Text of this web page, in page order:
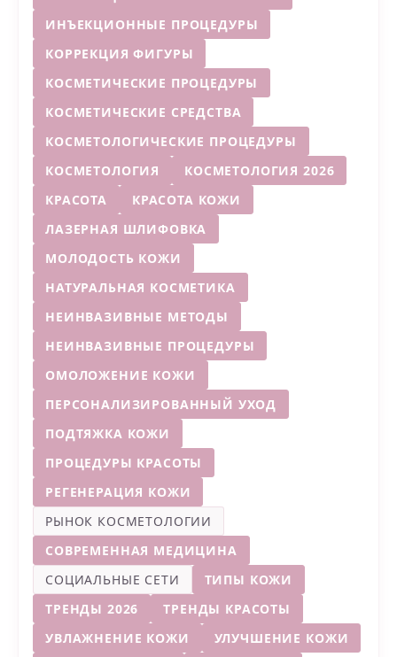
ИНЪЕКЦИОННЫЕ ПРОЦЕДУРЫ
КОРРЕКЦИЯ ФИГУРЫ
КОСМЕТИЧЕСКИЕ ПРОЦЕДУРЫ
КОСМЕТИЧЕСКИЕ СРЕДСТВА
КОСМЕТОЛОГИЧЕСКИЕ ПРОЦЕДУРЫ
КОСМЕТОЛОГИЯ
КОСМЕТОЛОГИЯ 2026
КРАСОТА
КРАСОТА КОЖИ
ЛАЗЕРНАЯ ШЛИФОВКА
МОЛОДОСТЬ КОЖИ
НАТУРАЛЬНАЯ КОСМЕТИКА
НЕИНВАЗИВНЫЕ МЕТОДЫ
НЕИНВАЗИВНЫЕ ПРОЦЕДУРЫ
ОМОЛОЖЕНИЕ КОЖИ
ПЕРСОНАЛИЗИРОВАННЫЙ УХОД
ПОДТЯЖКА КОЖИ
ПРОЦЕДУРЫ КРАСОТЫ
РЕГЕНЕРАЦИЯ КОЖИ
РЫНОК КОСМЕТОЛОГИИ
СОВРЕМЕННАЯ МЕДИЦИНА
СОЦИАЛЬНЫЕ СЕТИ
ТИПЫ КОЖИ
ТРЕНДЫ 2026
ТРЕНДЫ КРАСОТЫ
УВЛАЖНЕНИЕ КОЖИ
УЛУЧШЕНИЕ КОЖИ